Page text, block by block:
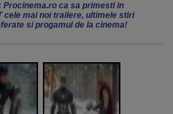
Procinema.ro ca sa primesti in
cele mai noi trailere, ultimele stiri
si progamul de la cinema!